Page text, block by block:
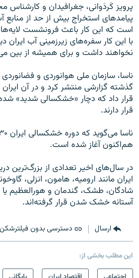
پرویز کَردَوانی، جغرافیدان و کارشناس
پیامدهای استخراج بیش از حد از منابع
است که این کار باعث فرونشست
با این کار سفره‌های زیرزمینی آب ایران
نخواهند داشت و برای همیشه از بین
ناسا، سازمان ملی هوانوردی و فضانوردی
قرار داد که دچار «خشکسالی شدید»
قرار دارند.
هم‌اکنون آغاز شده است.
در سال‌های اخیر تعدادی از بزرگ‌ترین
ایران مانند ارومیه، هامون، انزلی،
شادگان، طشک، گندمان و هورالعظیم
آستانه خشک شدن قرار گرفته‌اند.
ارسال دسترسی بدون فیلترشکن
این مطلب بخشی از: